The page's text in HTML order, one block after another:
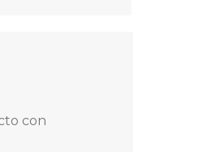
con